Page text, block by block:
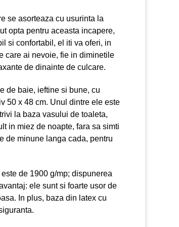
se asorteaza cu usurinta la
opta pentru aceasta incapere,
si confortabil, el iti va oferi, in
care ai nevoie, fie in diminetile
de dinainte de culcare.
de baie, ieftine si bune, cu
50 x 48 cm. Unul dintre ele este
la baza vasului de toaleta,
in miez de noapte, fara sa simti
de minune langa cada, pentru
de 1900 g/mp; dispunerea
ele sunt si foarte usor de
In plus, baza din latex cu